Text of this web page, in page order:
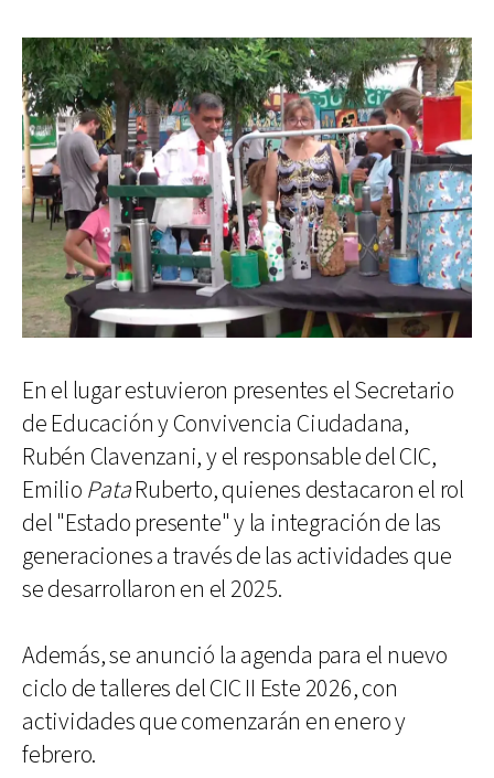
En el lugar estuvieron presentes el Secretario
de Educación y Convivencia Ciudadana,
Rubén Clavenzani, y el responsable del CIC,
Emilio PataRuberto, quienes destacaron el rol
del "Estado presente" y la integración de las
generaciones a través de las actividades que
se desarrollaron en el 2025.
Además, se anunció la agenda para el nuevo
ciclo de talleres del CIC II Este 2026, con
actividades que comenzarán en enero y
febrero.